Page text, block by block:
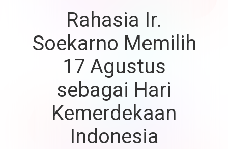
Rahasia Ir.
Soekarno Memilih
17 Agustus
sebagai Hari
Kemerdekaan
Indonesia